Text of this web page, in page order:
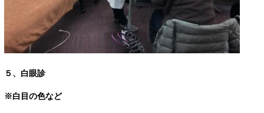
５、白眼診
※白目の色など